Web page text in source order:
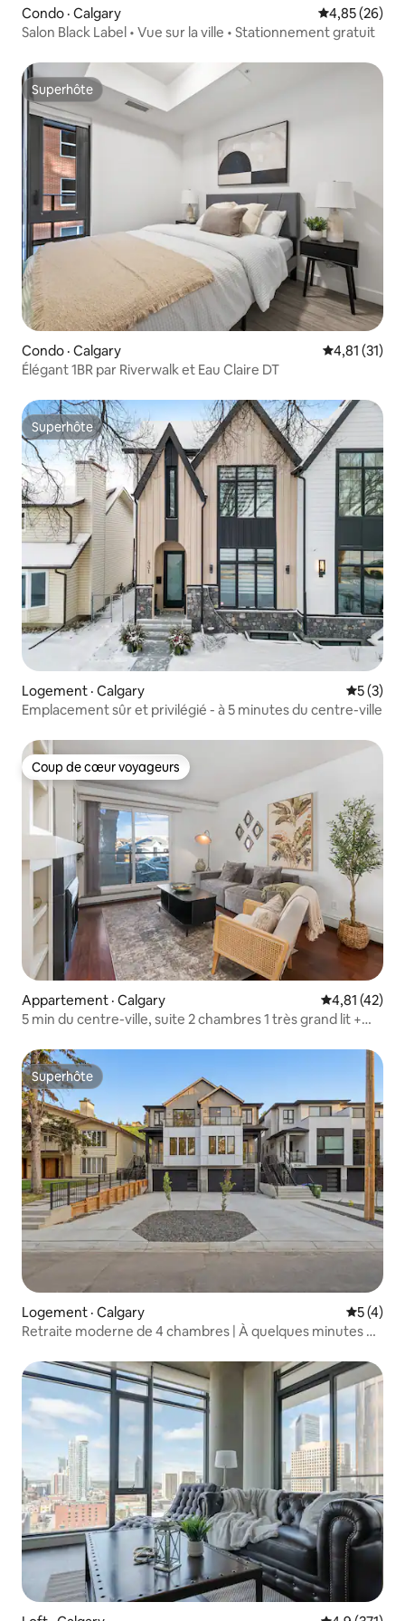
Condo · Calgary Note
4,85 (26)
Salon Black Label • Vue sur la ville • Stationnement gratuit
Superhôte
Superhôte
Condo · Calgary Note
4,81 (31)
Élégant 1BR par Riverwalk et Eau Claire DT
Superhôte
Superhôte
Logement · Calgary Note
5 (3)
Emplacement sûr et privilégié - à 5 minutes du centre-ville
Coup de cœur voyageurs
Coup de cœur voyageurs
Appartement · Calgary Note
4,81 (42)
5 min du centre-ville, suite 2 chambres 1 très grand lit +
Superhôte
Superhôte
Logement · Calgary Note
5 (4)
Retraite moderne de 4 chambres | À quelques minutes du